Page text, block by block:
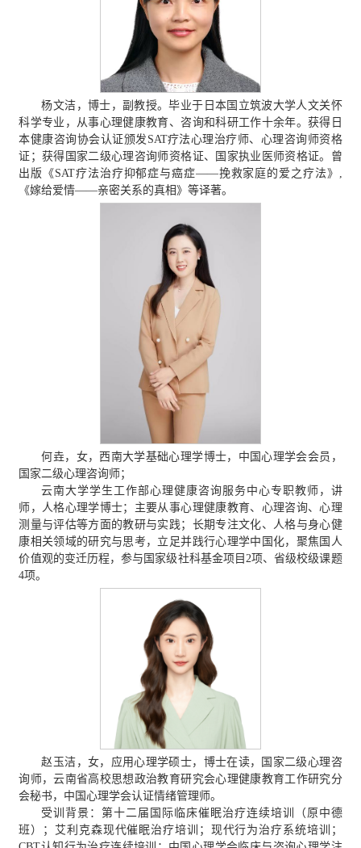
杨文洁，博士，副教授。毕业于日本国立筑波大学人文关怀
科学专业，从事心理健康教育、咨询和科研工作十余年。获得日
本健康咨询协会认证颁发SAT疗法心理治疗师、心理咨询师资格
证；获得国家二级心理咨询师资格证、国家执业医师资格证。曾
出版《SAT疗法治疗抑郁症与癌症——挽救家庭的爱之疗法》,
《嫁给爱情——亲密关系的真相》等译著。
何垚，女，西南大学基础心理学博士，中国心理学会会员，
国家二级心理咨询师；
云南大学学生工作部心理健康咨询服务中心专职教师，讲
师，人格心理学博士；主要从事心理健康教育、心理咨询、心理
测量与评估等方面的教研与实践；长期专注文化、人格与身心健
康相关领域的研究与思考，立足并践行心理学中国化，聚焦国人
价值观的变迁历程，参与国家级社科基金项目2项、省级校级课题
4项。
赵玉洁，女，应用心理学硕士，博士在读，国家二级心理咨
询师，云南省高校思想政治教育研究会心理健康教育工作研究分
会秘书，中国心理学会认证情绪管理师。
受训背景：第十二届国际临床催眠治疗连续培训（原中德
班）；艾利克森现代催眠治疗培训；现代行为治疗系统培训；